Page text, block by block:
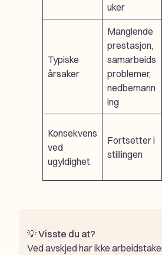
uker
Typiske
årsaker
Manglende
prestasjon,
samarbeids
problemer,
nedbemann
ing
Konsekvens
ved
ugyldighet
Fortsetter i
stillingen
💡Visste du at?
Ved avskjed har ikke